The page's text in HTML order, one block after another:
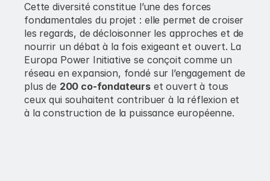
Cette diversité constitue l’une des forces
fondamentales du projet : elle permet de croiser
les regards, de décloisonner les approches et de
nourrir un débat à la fois exigeant et ouvert. La
Europa Power Initiative se conçoit comme un
réseau en expansion, fondé sur l’engagement de
plus de 200 co-fondateurs et ouvert à tous
ceux qui souhaitent contribuer à la réflexion et
à la construction de la puissance européenne.